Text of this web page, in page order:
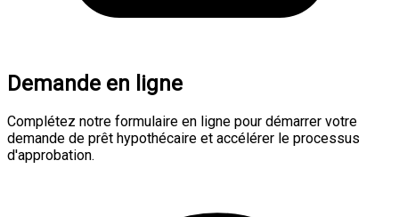
Demande en ligne
Complétez notre formulaire en ligne pour démarrer votre
demande de prêt hypothécaire et accélérer le processus
d'approbation.